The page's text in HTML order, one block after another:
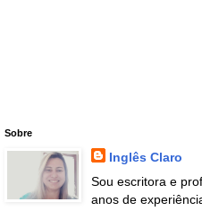
Sobre
Inglês Claro
Sou escritora e
anos de